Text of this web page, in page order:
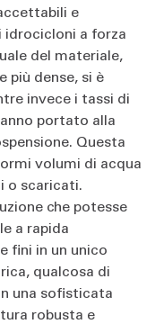
e
idrocicloni a forza
del materiale,
più dense, si è
invece i tassi di
portato alla
Questa
volumi di acqua
o scaricati.
che potesse
a rapida
fini in un unico
qualcosa di
una sofisticata
robusta e